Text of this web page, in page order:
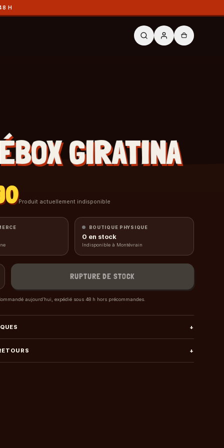
H
GIRATINA
Produit actuellement indisponible
BOUTIQUE PHYSIQUE
0 en stock
Indisponible à Montévrain
RUPTURE DE STOCK
aujourd’hui, expédié sous 48 h hors précommandes.
+
+